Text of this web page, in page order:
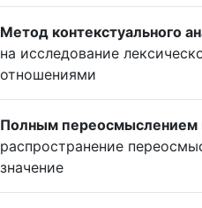
Метод контекстуального
на исследование
отношениями
Полным переосмыслением
распространение
значение